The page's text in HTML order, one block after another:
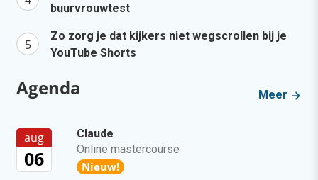
buurvrouwtest
Zo zorg je dat kijkers niet wegscrollen bij je
YouTube Shorts
Agenda Meer
aug
06
Claude
Online mastercourse
Nieuw!